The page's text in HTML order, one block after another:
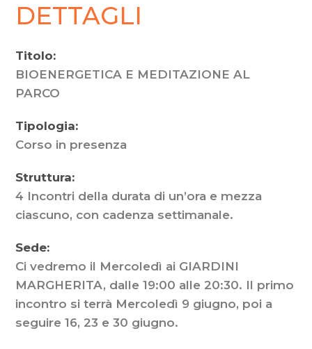
DETTAGLI
Titolo:
BIOENERGETICA E MEDITAZIONE AL
PARCO
Tipologia:
Corso in presenza
Struttura:
4 Incontri della durata di un’ora e mezza
ciascuno, con cadenza settimanale.
Sede:
Ci vedremo il Mercoledì ai GIARDINI
MARGHERITA, dalle 19:00 alle 20:30. Il primo
incontro si terrà Mercoledì 9 giugno, poi a
seguire 16, 23 e 30 giugno.